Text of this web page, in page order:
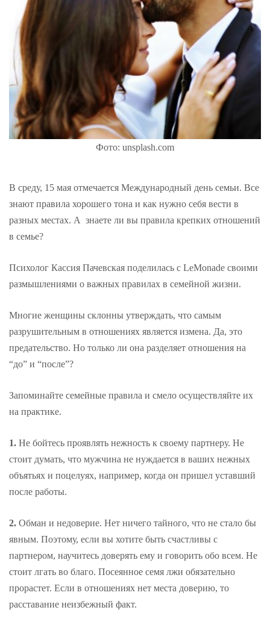
Фото: unsplash.com
В среду, 15 мая отмечается Международный день семьи. Все
знают правила хорошего тона и как нужно себя вести в
разных местах. А знаете ли вы правила крепких отношений
в семье?
Психолог Кассия Пачевская поделилась с LeMonade своими
размышлениями о важных правилах в семейной жизни.
Многие женщины склонны утверждать, что самым
разрушительным в отношениях является измена. Да, это
предательство. Но только ли она разделяет отношения на
“до” и “после”?
Запоминайте семейные правила и смело осуществляйте их
на практике.
1. Не бойтесь проявлять нежность к своему партнеру. Не
стоит думать, что мужчина не нуждается в ваших нежных
объятьях и поцелуях, например, когда он пришел уставший
после работы.
2. Обман и недоверие. Нет ничего тайного, что не стало бы
явным. Поэтому, если вы хотите быть счастливы с
партнером, научитесь доверять ему и говорить обо всем. Не
стоит лгать во благо. Посеянное семя лжи обязательно
прорастет. Если в отношениях нет места доверию, то
расставание неизбежный факт.